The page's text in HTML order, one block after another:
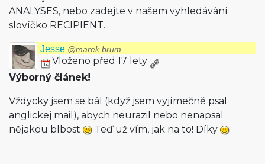
ANALYSES, nebo zadejte v našem vyhledávání
slovíčko RECIPIENT.
Jesse @marek.brum
Vloženo před 17 lety
Výborný článek!
Vždycky jsem se bál (když jsem vyjímečně psal
anglickej mail), abych neurazil nebo nenapsal
nějakou blbost
Teď už vím, jak na to! Díky